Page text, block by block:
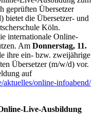
geprüften Übersetzer
bietet die Übersetzer- und
Köln.
internationale Online-
Am Donnerstag, 11.
ihre ein- bzw. zweijährige
Übersetzer (m/w/d) vor.
auf
aktuelles/online-infoabend/
Live-Ausbildung